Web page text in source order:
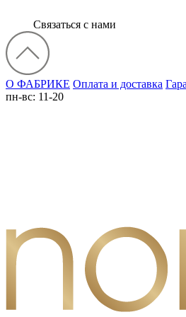
Связаться с нами
О ФАБРИКЕ Оплата и доставка
пн-вс: 11-20